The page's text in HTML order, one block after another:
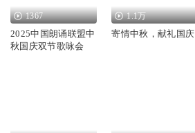
1367
2025中国朗诵联盟中
秋国庆双节歌咏会
1.1万
寄情中秋，献礼国庆